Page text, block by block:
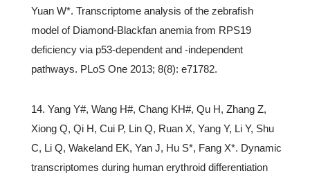
Yuan W*. Transcriptome analysis of the zebrafish
model of Diamond-Blackfan anemia from RPS19
deficiency via p53-dependent and -independent
pathways. PLoS One 2013; 8(8): e71782.
14. Yang Y#, Wang H#, Chang KH#, Qu H, Zhang Z,
Xiong Q, Qi H, Cui P, Lin Q, Ruan X, Yang Y, Li Y, Shu
C, Li Q, Wakeland EK, Yan J, Hu S*, Fang X*. Dynamic
transcriptomes during human erythroid differentiation